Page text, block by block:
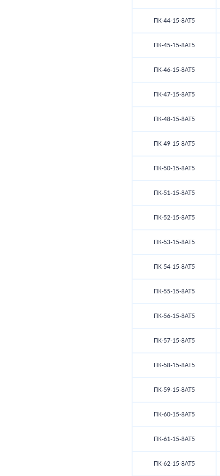
ПК-44-15-8АТ5
ПК-45-15-8АТ5
ПК-46-15-8АТ5
ПК-47-15-8АТ5
ПК-48-15-8АТ5
ПК-49-15-8АТ5
ПК-50-15-8АТ5
ПК-51-15-8АТ5
ПК-52-15-8АТ5
ПК-53-15-8АТ5
ПК-54-15-8АТ5
ПК-55-15-8АТ5
ПК-56-15-8АТ5
ПК-57-15-8АТ5
ПК-58-15-8АТ5
ПК-59-15-8АТ5
ПК-60-15-8АТ5
ПК-61-15-8АТ5
ПК-62-15-8АТ5